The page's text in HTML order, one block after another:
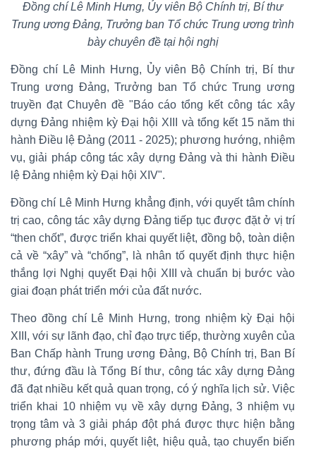
Đồng chí Lê Minh Hưng, Ủy viên Bộ Chính trị, Bí thư
Trung ương Đảng, Trưởng ban Tổ chức Trung ương trình
bày chuyên đề tại hội nghị
Đồng chí Lê Minh Hưng, Ủy viên Bộ Chính trị, Bí thư
Trung ương Đảng, Trưởng ban Tổ chức Trung ương
truyền đạt Chuyên đề "Báo cáo tổng kết công tác xây
dựng Đảng nhiệm kỳ Đại hội XIII và tổng kết 15 năm thi
hành Điều lệ Đảng (2011 - 2025); phương hướng, nhiệm
vụ, giải pháp công tác xây dựng Đảng và thi hành Điều
lệ Đảng nhiệm kỳ Đại hội XIV".
Đồng chí Lê Minh Hưng khẳng định, với quyết tâm chính
trị cao, công tác xây dựng Đảng tiếp tục được đặt ở vị trí
“then chốt”, được triển khai quyết liệt, đồng bộ, toàn diện
cả về “xây” và “chống”, là nhân tố quyết định thực hiện
thắng lợi Nghị quyết Đại hội XIII và chuẩn bị bước vào
giai đoạn phát triển mới của đất nước.
Theo đồng chí Lê Minh Hưng, trong nhiệm kỳ Đại hội
XIII, với sự lãnh đạo, chỉ đạo trực tiếp, thường xuyên của
Ban Chấp hành Trung ương Đảng, Bộ Chính trị, Ban Bí
thư, đứng đầu là Tổng Bí thư, công tác xây dựng Đảng
đã đạt nhiều kết quả quan trọng, có ý nghĩa lịch sử. Việc
triển khai 10 nhiệm vụ về xây dựng Đảng, 3 nhiệm vụ
trọng tâm và 3 giải pháp đột phá được thực hiện bằng
phương pháp mới, quyết liệt, hiệu quả, tạo chuyển biến